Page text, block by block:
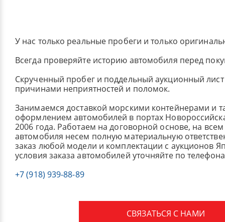
У нас только реальные пробеги и только
Всегда проверяйте историю автомобиля перед
Скрученный пробег и поддельный аукционный лист
причинами неприятностей и поломок.
Занимаемся доставкой морскими контейнерами и
оформлением автомобилей в портах
2006 года. Работаем на договорной основе, на
автомобиля несем полную материальную
заказ любой модели и комплектации с аукционов
условия заказа автомобилей уточняйте по
+7 (918) 939-88-89
СВЯЗАТЬСЯ С НАМИ